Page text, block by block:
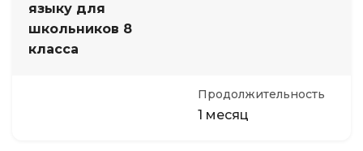
языку для
школьников 8
класса
Продолжительность
1 месяц